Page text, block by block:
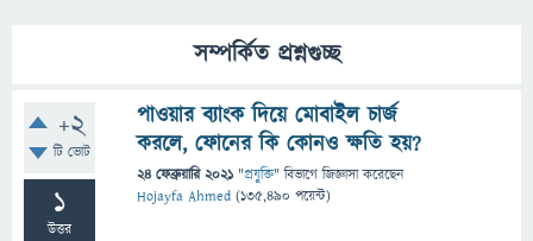
সম্পর্কিত প্রশ্নগুচ্ছ
+2
টি ভোট
1
উত্তর
পাওয়ার ব্যাংক দিয়ে মোবাইল চার্জ
করলে, ফোনের কি কোনও ক্ষতি হয়?
24 ফেব্রুয়ারি 2021 "প্রযুক্তি" বিভাগে জিজ্ঞাসাকরেছেন
Hojayfa Ahmed (135,490 পয়েন্ট)